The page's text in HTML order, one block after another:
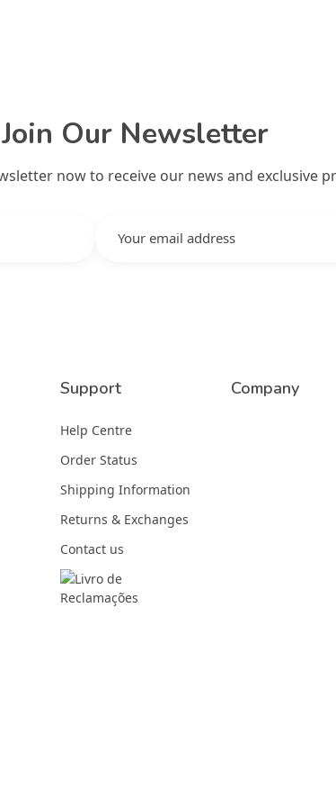
Join Our Newsletter
now to receive our news and exclusive
Support
Help Centre
Order Status
Shipping Information
Returns & Exchanges
Contact us
Company